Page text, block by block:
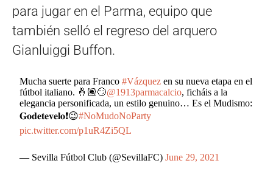
para jugar en el Parma, equipo que
también selló el regreso del arquero
Gianluiggi Buffon.
Mucha suerte para Franco#Vázquez en su nueva etapa en el
fútbol italiano. 🤞🏽😏@1913parmacalcio, ficháis a la
elegancia personificada, un estilo genuino… Es el Mudismo:
𝐆𝐨𝐝𝐞𝐭𝐞𝐯𝐞𝐥𝐨❗😉#NoMudoNoParty
pic.twitter.com/p1uR4Zi5QL
— Sevilla Fútbol Club (@SevillaFC)June 29, 2021